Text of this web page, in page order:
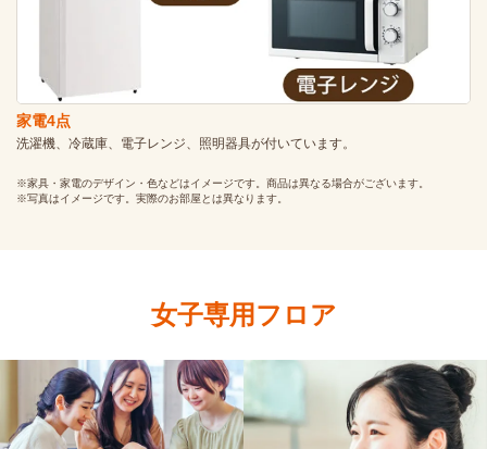
家電4点
洗濯機、冷蔵庫、電子レンジ、照明器具が付いています。
※家具・家電のデザイン・色などはイメージです。商品は異なる場合がございます。
※写真はイメージです。実際のお部屋とは異なります。
女子専用フロア